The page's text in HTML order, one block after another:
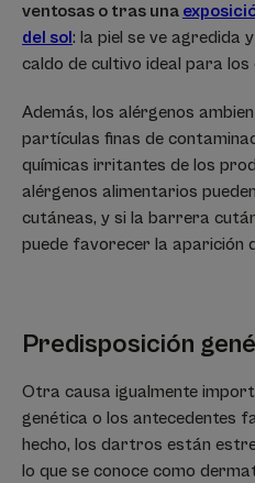
ventosas o tras una
del sol: la piel se ve agredida
caldo de cultivo ideal para
Además, los alérgenos
partículas finas de
químicas irritantes de los
alérgenos alimentarios
cutáneas, y si la barrera
puede favorecer la aparición
Predisposición
Otra causa igualmente
genética o los antecedentes
hecho, los dartros están
lo que se conoce como